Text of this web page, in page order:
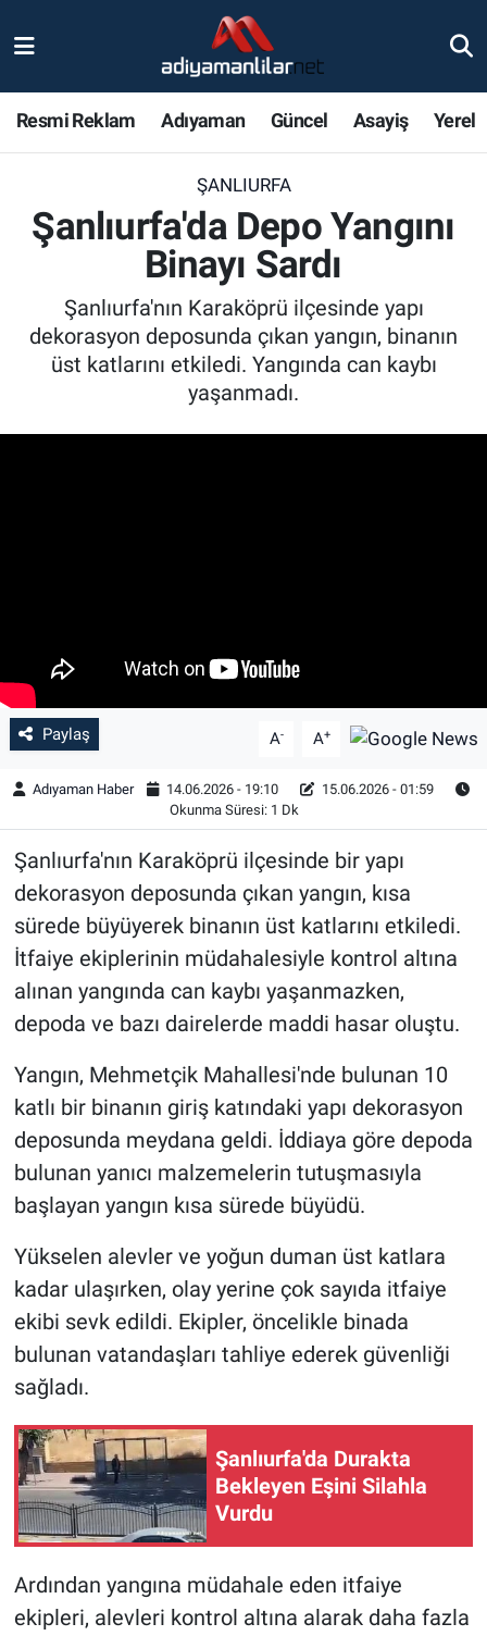
Resmi Reklam Adıyaman Güncel Asayiş Yerel
ŞANLIURFA
Şanlıurfa'da Depo Yangını
Binayı Sardı
Şanlıurfa'nın Karaköprü ilçesinde yapı
dekorasyon deposunda çıkan yangın, binanın
üst katlarını etkiledi. Yangında can kaybı
yaşanmadı.
Paylaş A- A+
Adıyaman Haber 14.06.2026 - 19:10
15.06.2026 - 01:59
Okunma Süresi: 1 Dk
Şanlıurfa'nın Karaköprü ilçesinde bir yapı
dekorasyon deposunda çıkan yangın, kısa
sürede büyüyerek binanın üst katlarını etkiledi.
İtfaiye ekiplerinin müdahalesiyle kontrol altına
alınan yangında can kaybı yaşanmazken,
depoda ve bazı dairelerde maddi hasar oluştu.
Yangın, Mehmetçik Mahallesi'nde bulunan 10
katlı bir binanın giriş katındaki yapı dekorasyon
deposunda meydana geldi. İddiaya göre depoda
bulunan yanıcı malzemelerin tutuşmasıyla
başlayan yangın kısa sürede büyüdü.
Yükselen alevler ve yoğun duman üst katlara
kadar ulaşırken, olay yerine çok sayıda itfaiye
ekibi sevk edildi. Ekipler, öncelikle binada
bulunan vatandaşları tahliye ederek güvenliği
sağladı.
Şanlıurfa'da Durakta
Bekleyen Eşini Silahla
Vurdu
Ardından yangına müdahale eden itfaiye
ekipleri, alevleri kontrol altına alarak daha fazla
Bölge Haberleri
Gündem
Yaşam
BİLİM VE TEKNOLOJİ
Şambayat Haber
Nöbetçi Eczaneler
Adiyaman Namaz Vakitleri
Trafik Durumu
Süper Lig Puan Durumu ve Fikstür
Tüm Manşetler